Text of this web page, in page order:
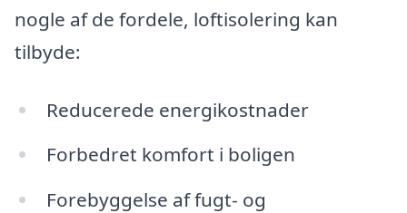
nogle af de fordele, loftisolering kan
tilbyde:
Reducerede energikostnader
Forbedret komfort i boligen
Forebyggelse af fugt- og